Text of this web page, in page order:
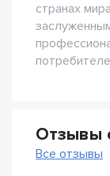
странах
Отзывы
Все отзывы